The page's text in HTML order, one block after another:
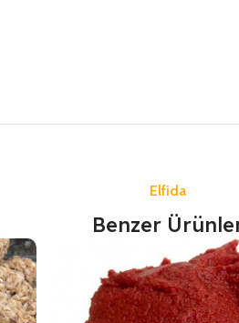
Elfida
Benzer